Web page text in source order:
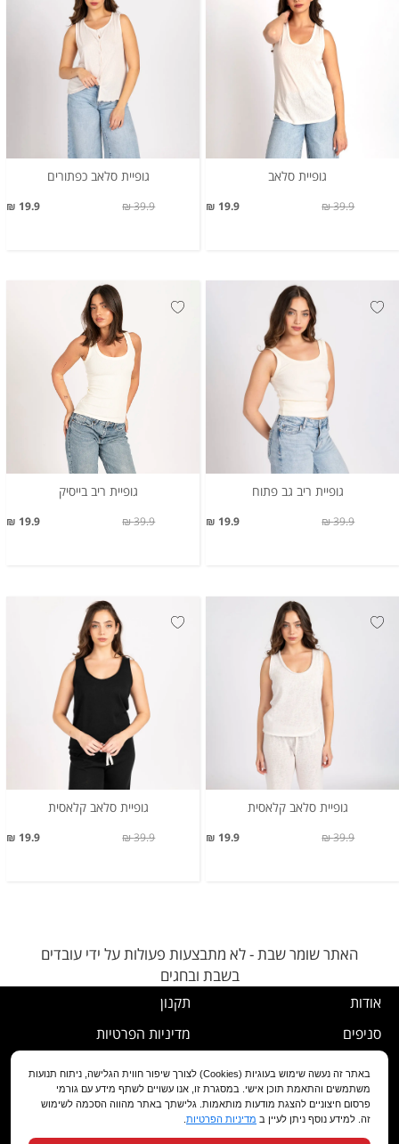
גופיית סלאב
19.9 ₪ 39.9 ₪
גופיית סלאב כפתורים
19.9 ₪ 39.9 ₪
גופיית ריב גב פתוח
19.9 ₪ 39.9 ₪
גופיית ריב בייסיק
19.9 ₪ 39.9 ₪
גופיית סלאב קלאסית
19.9 ₪ 39.9 ₪
גופיית סלאב קלאסית
19.9 ₪ 39.9 ₪
האתר שומר שבת - לא מתבצעות פעולות על ידי עובדים
בשבת ובחגים
אודות
סניפים
שירות לקוחות
מועדון לקוחות
תקנון
מדיניות הפרטיות
נוהל ביטול עסקה
מדיניות החלפה/החזרה/ביטול
הצהרת נגישות
באתר זה נעשה שימוש בעוגיות (Cookies) לצורך שיפור חווית הגלישה, ניתוח תנועות
משתמשים והתאמת תוכן אישי. במסגרת זו, אנו עשויים לשתף מידע עם גורמי
פרסום חיצוניים להצגת מודעות מותאמות. גלישתך באתר מהווה הסכמה לשימוש
זה. למידע נוסף ניתן לעיין ב מדיניות הפרטיות